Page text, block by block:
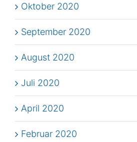
Oktober 2020
September 2020
August 2020
Juli 2020
April 2020
Februar 2020